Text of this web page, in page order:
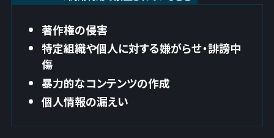
著作権の侵害
特定組織や個人に対する嫌がらせ・誹謗中
傷
暴力的なコンテンツの作成
個人情報の漏えい